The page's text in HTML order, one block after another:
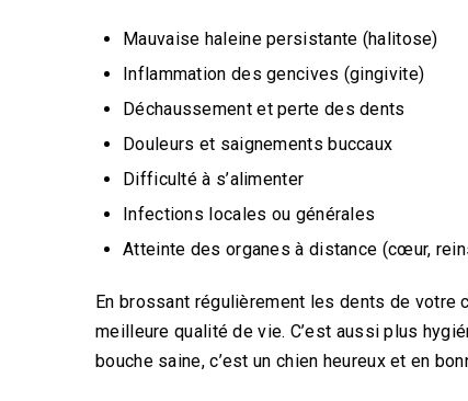
Mauvaise haleine persistante (halitose)
Inflammation des gencives (gingivite)
Déchaussement et perte des dents
Douleurs et saignements buccaux
Difficulté à s’alimenter
Infections locales ou générales
Atteinte des organes à distance (cœur,
En brossant régulièrement les dents de votre
meilleure qualité de vie. C’est aussi plus
bouche saine, c’est un chien heureux et en